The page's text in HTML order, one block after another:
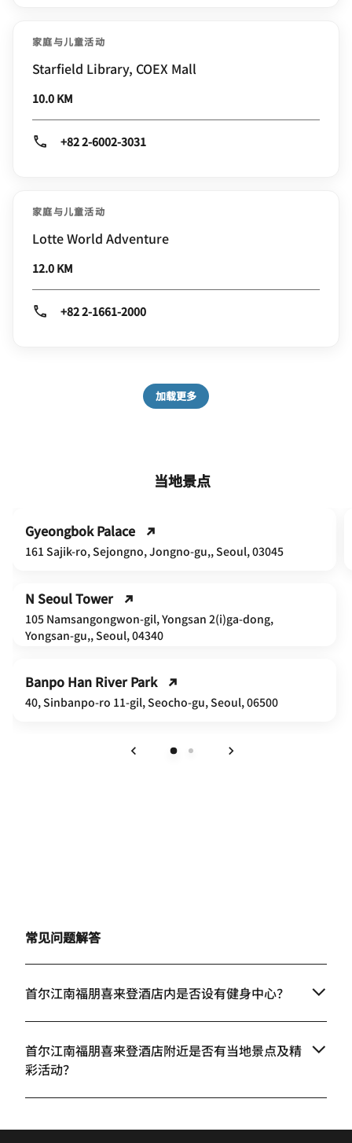
家庭与儿童活动
Starfield Library, COEX Mall
10.0 KM
+82 2-6002-3031
家庭与儿童活动
Lotte World Adventure
12.0 KM
+82 2-1661-2000
加载更多
当地景点
Gyeongbok Palace
161 Sajik-ro, Sejongno, Jongno-gu,, Seoul, 03045
N Seoul Tower
105 Namsangongwon-gil, Yongsan 2(i)ga-dong,
Yongsan-gu,, Seoul, 04340
Banpo Han River Park
40, Sinbanpo-ro 11-gil, Seocho-gu, Seoul, 06500
常见问题解答
首尔江南福朋喜来登酒店内是否设有健身中心？
首尔江南福朋喜来登酒店附近是否有当地景点及精
彩活动？